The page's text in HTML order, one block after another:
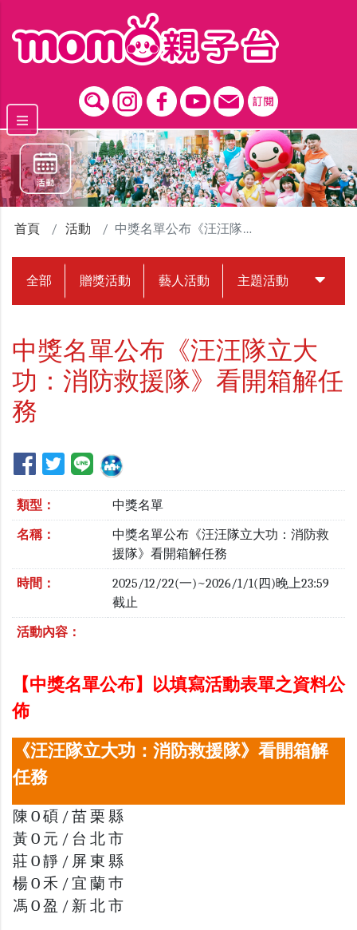
首頁 活動 中獎名單公布《汪汪隊立大功：消防救援隊》看開箱解任務
全部 贈獎活動 藝人活動 主題活動 中獎名
中獎名單公布《汪汪隊立大
功：消防救援隊》看開箱解任
務
類型： 中獎名單
名稱：
中獎名單公布《汪汪隊立大功：消防救
援隊》看開箱解任務
時間：
2025/12/22(一)~2026/1/1(四)晚上23:59
截止
活動內容：
【中獎名單公布】以填寫活動表單之資料公
佈
《汪汪隊立大功：消防救援隊》看開箱解
任務
陳 O 碩 / 苗 栗 縣
黃 O 元 / 台 北 市
莊 O 靜 / 屏 東 縣
楊 O 禾 / 宜 蘭 巿
馮 O 盈 / 新 北 市